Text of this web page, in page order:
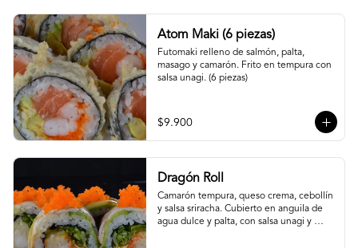
Atom Maki (6 piezas)
Futomaki relleno de salmón, palta,
masago y camarón. Frito en tempura con
salsa unagi. (6 piezas)
$9.900
Dragón Roll
Camarón tempura, queso crema, cebollín
y salsa sriracha. Cubierto en anguila de
agua dulce y palta, con salsa unagi y